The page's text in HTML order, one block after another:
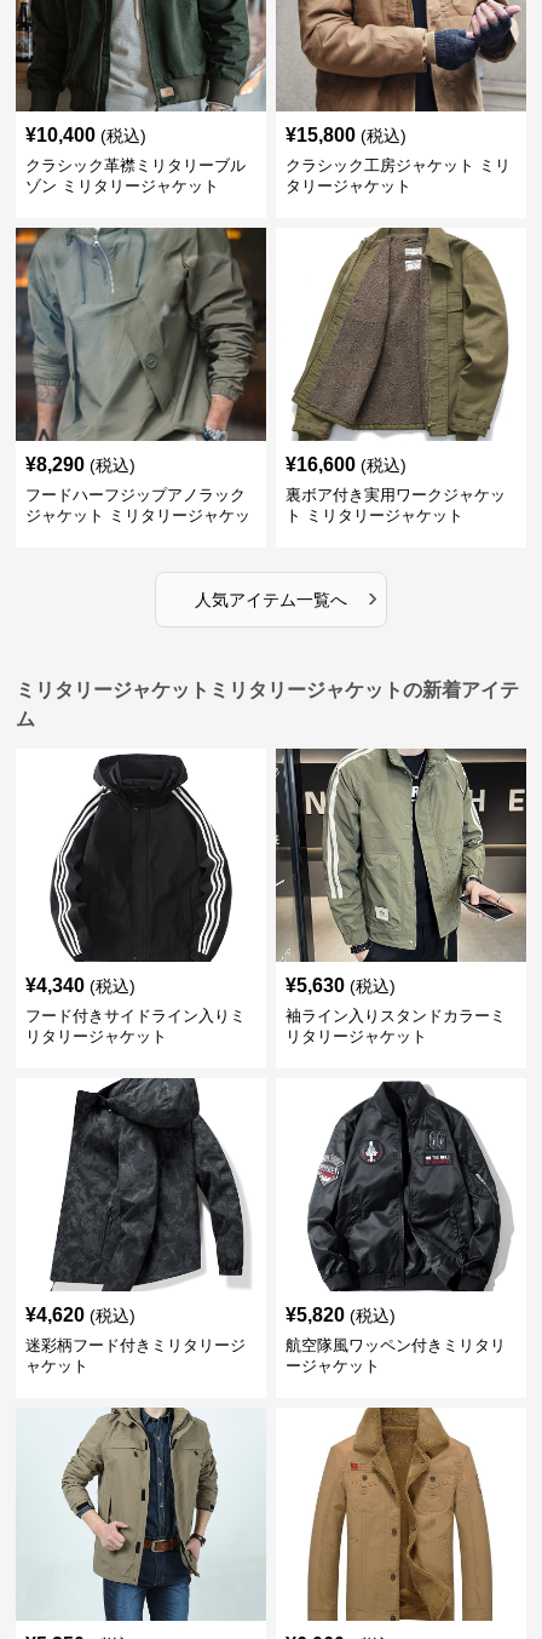
¥10,400 (税込)
クラシック革襟ミリタリーブル
ゾン ミリタリージャケット
¥15,800 (税込)
クラシック工房ジャケット ミリ
タリージャケット
¥8,290 (税込)
フードハーフジップアノラック
ジャケット ミリタリージャケッ
¥16,600 (税込)
裏ボア付き実用ワークジャケッ
ト ミリタリージャケット
人気アイテム一覧へ ›
ミリタリージャケットミリタリージャケットの新着アイテ
ム
¥4,340 (税込)
フード付きサイドライン入りミ
リタリージャケット
¥5,630 (税込)
袖ライン入りスタンドカラーミ
リタリージャケット
¥4,620 (税込)
迷彩柄フード付きミリタリージ
ャケット
¥5,820 (税込)
航空隊風ワッペン付きミリタリ
ージャケット